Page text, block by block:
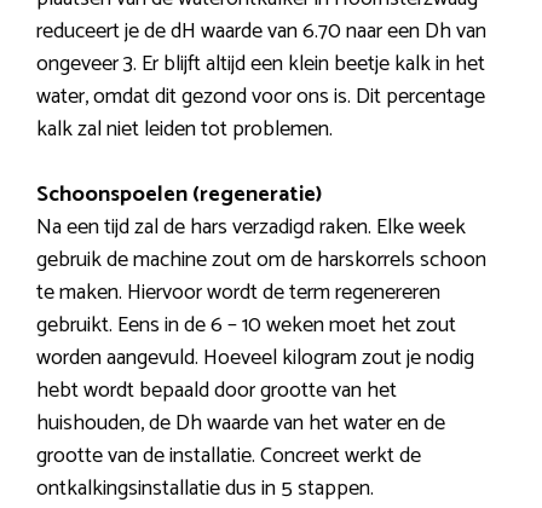
reduceert je de dH waarde van 6.70 naar een Dh van
ongeveer 3. Er blijft altijd een klein beetje kalk in het
water, omdat dit gezond voor ons is. Dit percentage
kalk zal niet leiden tot problemen.
Schoonspoelen (regeneratie)
Na een tijd zal de hars verzadigd raken. Elke week
gebruik de machine zout om de harskorrels schoon
te maken. Hiervoor wordt de term regenereren
gebruikt. Eens in de 6 – 10 weken moet het zout
worden aangevuld. Hoeveel kilogram zout je nodig
hebt wordt bepaald door grootte van het
huishouden, de Dh waarde van het water en de
grootte van de installatie. Concreet werkt de
ontkalkingsinstallatie dus in 5 stappen.